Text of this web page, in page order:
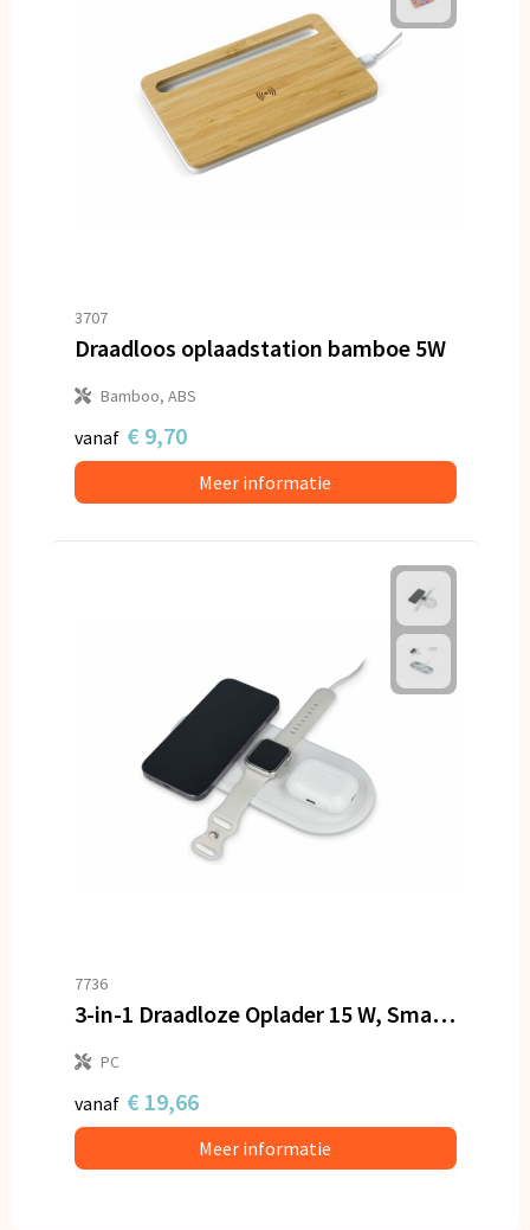
3707
Draadloos oplaadstation bamboe 5W
Bamboo, ABS
vanaf € 9,70
Meer informatie
7736
3-in-1 Draadloze Oplader 15 W, Smartphone / Apple Watch / AirPod
PC
vanaf € 19,66
Meer informatie